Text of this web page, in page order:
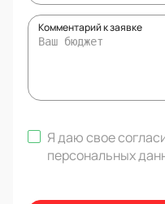
Комментарий к заявке
Я даю свое
персональных